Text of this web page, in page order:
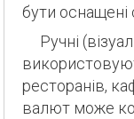
бути оснащені
Ручні (візуальні) детектори валют широко
ресторанів,
валют може